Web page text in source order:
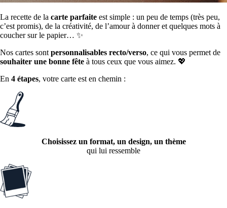
La recette de la carte parfaite est simple : un peu de temps (très peu,
c’est promis), de la créativité, de l’amour à donner et quelques mots à
coucher sur le papier… ✨
Nos cartes sont personnalisables recto/verso, ce qui vous permet de
souhaiter une bonne fête à tous ceux que vous aimez. 💖
En 4 étapes, votre carte est en chemin :
Choisissez un format, un design, un thème
qui lui ressemble